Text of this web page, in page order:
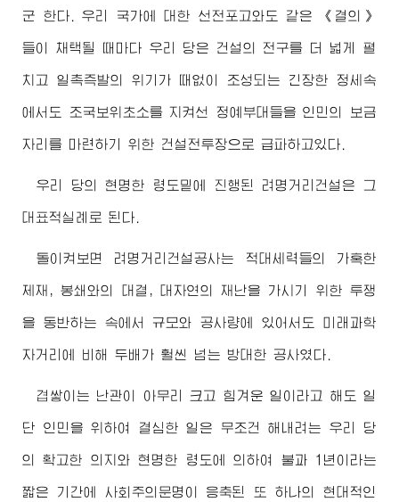
군 한다. 우리 국가에 대한 선전포고와도 같은 《결의》
들이 채택될 때마다 우리 당은 건설의 전구를 더 넓게 펼
치고 일촉즉발의 위기가 때없이 조성되는 긴장한 정세속
에서도 조국보위초소를 지켜선 정예부대들을 인민의 보금
자리를 마련하기 위한 건설전투장으로 급파하고있다.
우리 당의 현명한 령도밑에 진행된 려명거리건설은 그
대표적실례로 된다.
돌이켜보면 려명거리건설공사는 적대세력들의 가혹한
제재, 봉쇄와의 대결, 대자연의 재난을 가시기 위한 투쟁
을 동반하는 속에서 규모와 공사량에 있어서도 미래과학
자거리에 비해 두배가 훨씬 넘는 방대한 공사였다.
겹쌓이는 난관이 아무리 크고 힘겨운 일이라고 해도 일
단 인민을 위하여 결심한 일은 무조건 해내려는 우리 당
의 확고한 의지와 현명한 령도에 의하여 불과 1년이라는
짧은 기간에 사회주의문명이 응축된 또 하나의 현대적인